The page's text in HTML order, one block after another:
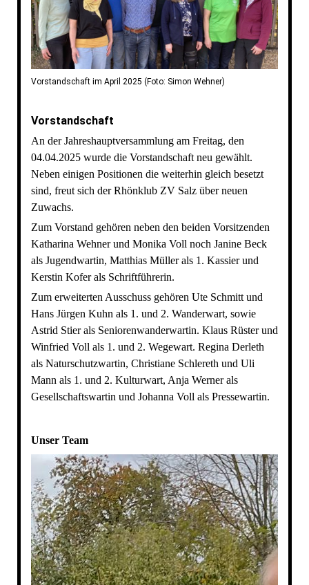
Vorstandschaft im April 2025 (Foto: Simon Wehner)
Vorstandschaft
An der Jahreshauptversammlung am Freitag, den
04.04.2025 wurde die Vorstandschaft neu gewählt.
Neben einigen Positionen die weiterhin gleich besetzt
sind, freut sich der Rhönklub ZV Salz über neuen
Zuwachs.
Zum Vorstand gehören neben den beiden Vorsitzenden
Katharina Wehner und Monika Voll noch Janine Beck
als Jugendwartin, Matthias Müller als 1. Kassier und
Kerstin Kofer als Schriftführerin.
Zum erweiterten Ausschuss gehören Ute Schmitt und
Hans Jürgen Kuhn als 1. und 2. Wanderwart, sowie
Astrid Stier als Seniorenwanderwartin. Klaus Rüster und
Winfried Voll als 1. und 2. Wegewart. Regina Derleth
als Naturschutzwartin, Christiane Schlereth und Uli
Mann als 1. und 2. Kulturwart, Anja Werner als
Gesellschaftswartin und Johanna Voll als Pressewartin.
Unser Team